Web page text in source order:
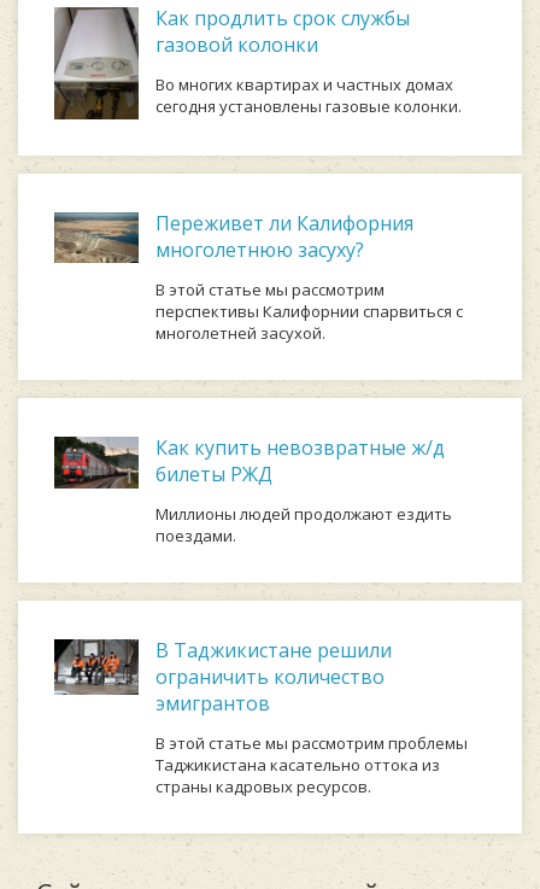
Как продлить срок службы
газовой колонки
Во многих квартирах и частных домах
сегодня установлены газовые колонки.
Переживет ли Калифорния
многолетнюю засуху?
В этой статье мы рассмотрим
перспективы Калифорнии спарвиться с
многолетней засухой.
Как купить невозвратные ж/д
билеты РЖД
Миллионы людей продолжают ездить
поездами.
В Таджикистане решили
ограничить количество
эмигрантов
В этой статье мы рассмотрим проблемы
Таджикистана касательно оттока из
страны кадровых ресурсов.